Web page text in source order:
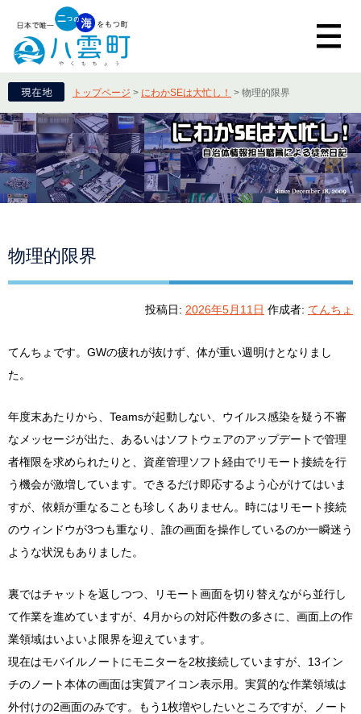
トップページ > にわかSEは大忙し！ > 物理的限界
物理的限界
投稿日: 2026年5月11日 作成者: てんちょ
てんちょです。GWの疲れが抜けず、体が重い週明けとなりまし
た。
年度末あたりから、Teamsが起動しない、ウイルス感染を疑う不審
なメッセージが出た、あるいはソフトウェアのアップデートで管理
者権限を求められたりと、資産管理ソフト経由でリモート接続を行
う機会が激増しています。できるだけ即応するよう心がけてはいま
すが、依頼が重なることも珍しくありません。時にはリモート接続
のウィンドウが3つも重なり、誰の画面を操作しているのか一瞬迷う
ような状況もありました。
裏ではチャットを返しつつ、リモート画面を切り替えながら並行し
て作業を進めていますが、4月からの対応件数の多さに、画面上の作
業領域はいよいよ限界を迎えています。
現在はモバイルノートにモニターを2枚接続していますが、13イン
チのノート本体の画面は実質アイコン表示用。実質的な作業領域は
外付けの2画面のみです。もう1枚増やしたいところですが、ノート